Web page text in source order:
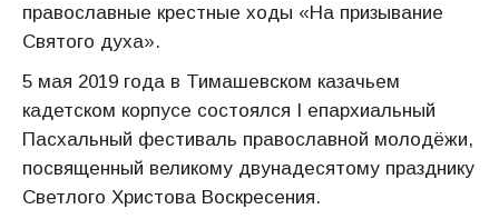
православные крестные ходы «На призывание
Святого духа».
5 мая 2019 года в Тимашевском казачьем
кадетском корпусе состоялся I епархиальный
Пасхальный фестиваль православной молодёжи,
посвященный великому двунадесятому празднику
Светлого Христова Воскресения.